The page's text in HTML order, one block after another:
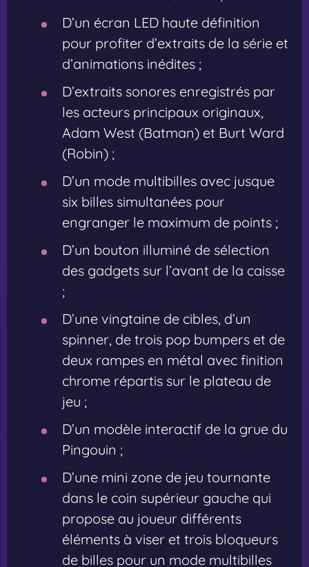
D’un écran LED haute définition
pour profiter d’extraits de la série et
d’animations inédites ;
D’extraits sonores enregistrés par
les acteurs principaux originaux,
Adam West (Batman) et Burt Ward
(Robin) ;
D’un mode multibilles avec jusque
six billes simultanées pour
engranger le maximum de points ;
D’un bouton illuminé de sélection
des gadgets sur l’avant de la caisse
;
D’une vingtaine de cibles, d’un
spinner, de trois pop bumpers et de
deux rampes en métal avec finition
chrome répartis sur le plateau de
jeu ;
D’un modèle interactif de la grue du
Pingouin ;
D’une mini zone de jeu tournante
dans le coin supérieur gauche qui
propose au joueur différents
éléments à viser et trois bloqueurs
de billes pour un mode multibilles